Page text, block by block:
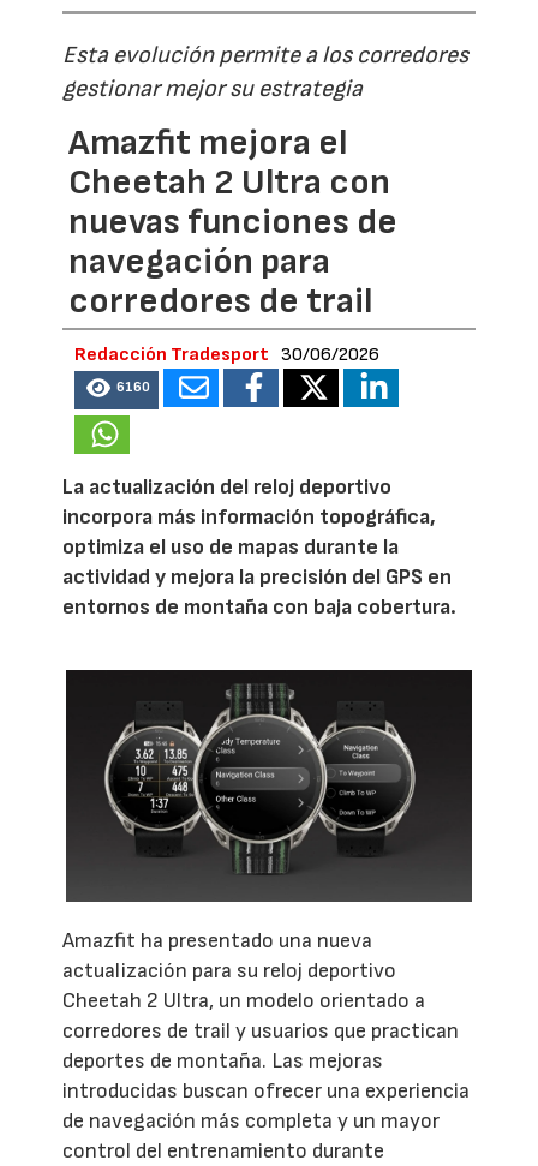
Esta evolución permite a los corredores
gestionar mejor su estrategia
Amazfit mejora el
Cheetah 2 Ultra con
nuevas funciones de
navegación para
corredores de trail
Redacción Tradesport 30/06/2026
6160
La actualización del reloj deportivo
incorpora más información topográfica,
optimiza el uso de mapas durante la
actividad y mejora la precisión del GPS en
entornos de montaña con baja cobertura.
Amazfit ha presentado una nueva
actualización para su reloj deportivo
Cheetah 2 Ultra, un modelo orientado a
corredores de trail y usuarios que practican
deportes de montaña. Las mejoras
introducidas buscan ofrecer una experiencia
de navegación más completa y un mayor
control del entrenamiento durante